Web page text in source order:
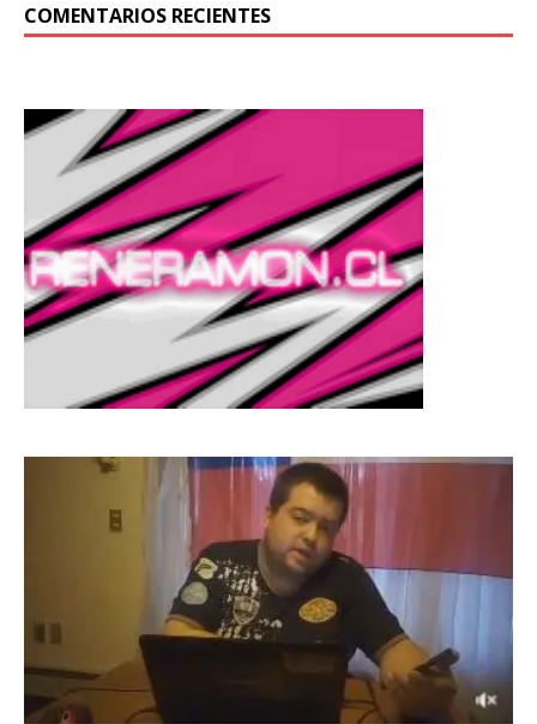
COMENTARIOS RECIENTES